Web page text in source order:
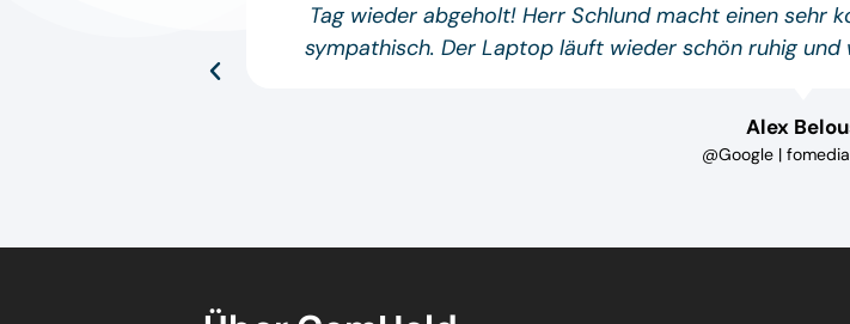
Tag wieder abgeholt! Herr Schlund macht einen sehr
sympathisch. Der Laptop läuft wieder schön ruhig
Alex
@Google |